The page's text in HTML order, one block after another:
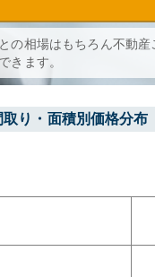
の相場はもちろん不動
きます。
り・面積別価格分布